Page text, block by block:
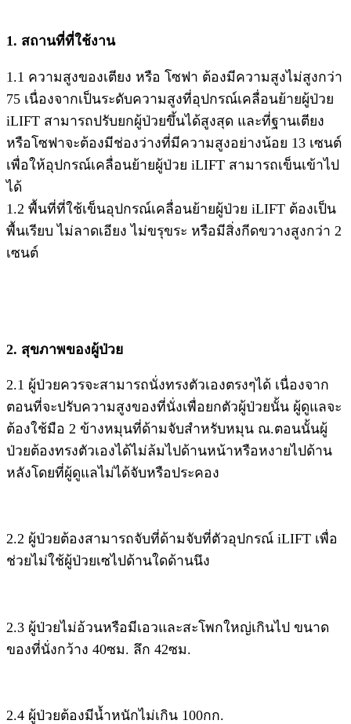
1. สถานที่ที่ใช้งาน
1.1 ความสูงของเตียง หรือ โซฟา ต้องมีความสูงไม่สูงกว่า
75 เนื่องจากเป็นระดับความสูงที่อุปกรณ์เคลื่อนย้ายผู้ป่วย
iLIFT สามารถปรับยกผู้ป่วยขึ้นได้สูงสุด และที่ฐานเตียง
หรือโซฟาจะต้องมีช่องว่างที่มีความสูงอย่างน้อย 13 เซนต์
เพื่อให้อุปกรณ์เคลื่อนย้ายผู้ป่วย iLIFT สามารถเข็นเข้าไป
ได้
1.2 พื้นที่ที่ใช้เข็นอุปกรณ์เคลื่อนย้ายผู้ป่วย iLIFT ต้องเป็น
พื้นเรียบ ไม่ลาดเอียง ไม่ขรุขระ หรือมีสิ่งกีดขวางสูงกว่า 2
เซนต์
2. สุขภาพของผู้ป่วย
2.1 ผู้ป่วยควรจะสามารถนั่งทรงตัวเองตรงๆได้ เนื่องจาก
ตอนที่จะปรับความสูงของที่นั่งเพื่อยกตัวผู้ป่วยนั้น ผู้ดูแลจะ
ต้องใช้มือ 2 ข้างหมุนที่ด้ามจับสำหรับหมุน ณ.ตอนนั้นผู้
ป่วยต้องทรงตัวเองได้ไม่ล้มไปด้านหน้าหรือหงายไปด้าน
หลังโดยที่ผู้ดูแลไม่ได้จับหรือประคอง
2.2 ผู้ป่วยต้องสามารถจับที่ด้ามจับที่ตัวอุปกรณ์ iLIFT เพื่อ
ช่วยไม่ใช้ผู้ป่วยเซไปด้านใดด้านนึง
2.3 ผู้ป่วยไม่อ้วนหรือมีเอวและสะโพกใหญ่เกินไป ขนาด
ของที่นั่งกว้าง 40ซม. ลึก 42ซม.
2.4 ผู้ป่วยต้องมีน้ำหนักไม่เกิน 100กก.